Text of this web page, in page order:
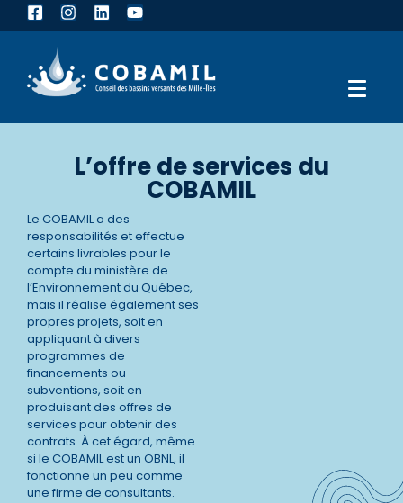
L’offre de services du
COBAMIL
Le COBAMIL a des
responsabilités et effectue
certains livrables pour le
compte du ministère de
l’Environnement du Québec,
mais il réalise également ses
propres projets, soit en
appliquant à divers
programmes de
financements ou
subventions, soit en
produisant des offres de
services pour obtenir des
contrats. À cet égard, même
si le COBAMIL est un OBNL, il
fonctionne un peu comme
une firme de consultants.